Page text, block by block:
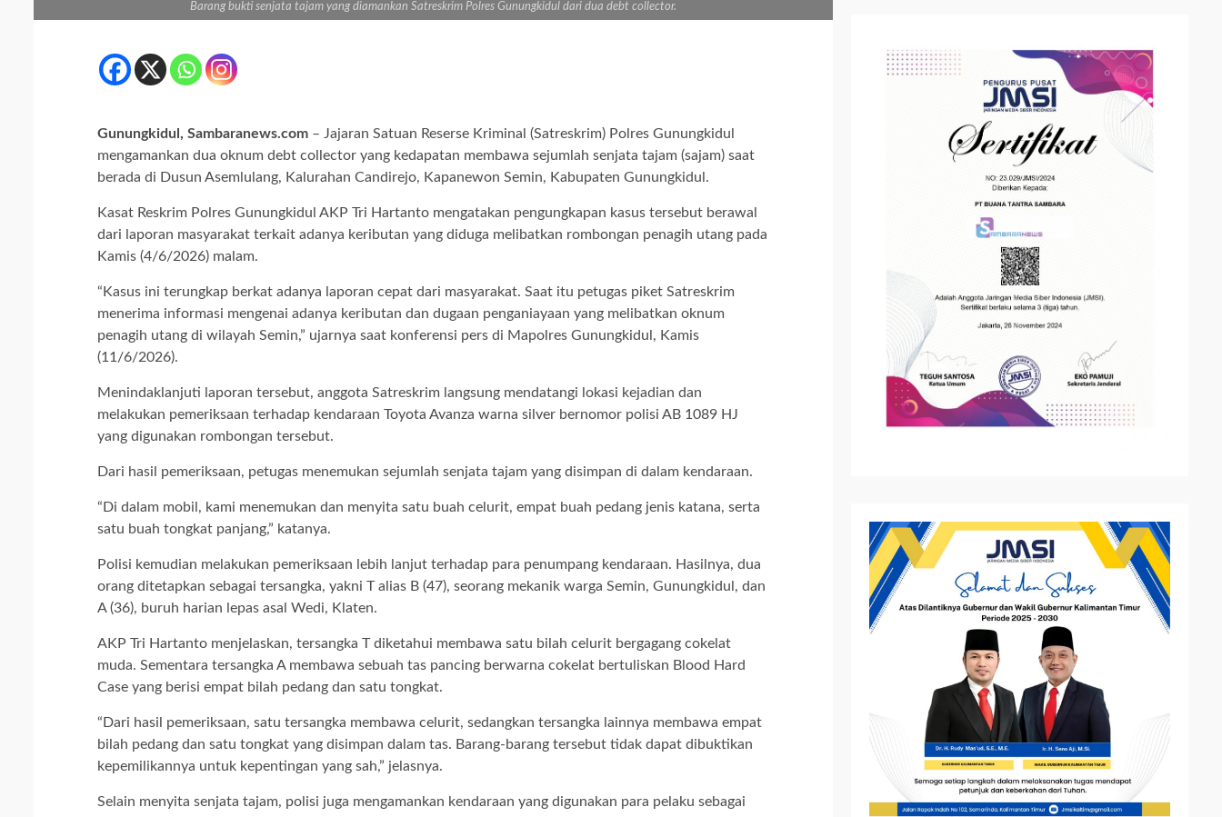
Barang bukti senjata tajam yang diamankan Satreskrim Polres Gunungkidul dari dua debt collector.
Gunungkidul, Sambaranews.com – Jajaran Satuan Reserse Kriminal (Satreskrim) Polres Gunungkidul
mengamankan dua oknum debt collector yang kedapatan membawa sejumlah senjata tajam (sajam) saat
berada di Dusun Asemlulang, Kalurahan Candirejo, Kapanewon Semin, Kabupaten Gunungkidul.
Kasat Reskrim Polres Gunungkidul AKP Tri Hartanto mengatakan pengungkapan kasus tersebut berawal
dari laporan masyarakat terkait adanya keributan yang diduga melibatkan rombongan penagih utang pada
Kamis (4/6/2026) malam.
“Kasus ini terungkap berkat adanya laporan cepat dari masyarakat. Saat itu petugas piket Satreskrim
menerima informasi mengenai adanya keributan dan dugaan penganiayaan yang melibatkan oknum
penagih utang di wilayah Semin,” ujarnya saat konferensi pers di Mapolres Gunungkidul, Kamis
(11/6/2026).
Menindaklanjuti laporan tersebut, anggota Satreskrim langsung mendatangi lokasi kejadian dan
melakukan pemeriksaan terhadap kendaraan Toyota Avanza warna silver bernomor polisi AB 1089 HJ
yang digunakan rombongan tersebut.
Dari hasil pemeriksaan, petugas menemukan sejumlah senjata tajam yang disimpan di dalam kendaraan.
“Di dalam mobil, kami menemukan dan menyita satu buah celurit, empat buah pedang jenis katana, serta
satu buah tongkat panjang,” katanya.
Polisi kemudian melakukan pemeriksaan lebih lanjut terhadap para penumpang kendaraan. Hasilnya, dua
orang ditetapkan sebagai tersangka, yakni T alias B (47), seorang mekanik warga Semin, Gunungkidul, dan
A (36), buruh harian lepas asal Wedi, Klaten.
AKP Tri Hartanto menjelaskan, tersangka T diketahui membawa satu bilah celurit bergagang cokelat
muda. Sementara tersangka A membawa sebuah tas pancing berwarna cokelat bertuliskan Blood Hard
Case yang berisi empat bilah pedang dan satu tongkat.
“Dari hasil pemeriksaan, satu tersangka membawa celurit, sedangkan tersangka lainnya membawa empat
bilah pedang dan satu tongkat yang disimpan dalam tas. Barang-barang tersebut tidak dapat dibuktikan
kepemilikannya untuk kepentingan yang sah,” jelasnya.
Selain menyita senjata tajam, polisi juga mengamankan kendaraan yang digunakan para pelaku sebagai